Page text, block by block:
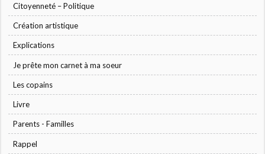
Citoyenneté – Politique
Création artistique
Explications
Je prête mon carnet à ma soeur
Les copains
Livre
Parents - Familles
Rappel